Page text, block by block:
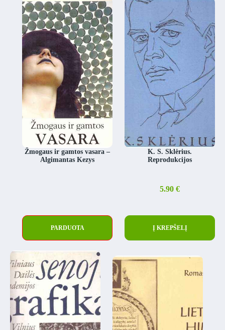
Žmogaus ir gamtos vasara –
Algimantas Kezys
PARDUOTA
K. S. Sklėrius.
Reprodukcijos
5.90€
Į KREPŠELĮ